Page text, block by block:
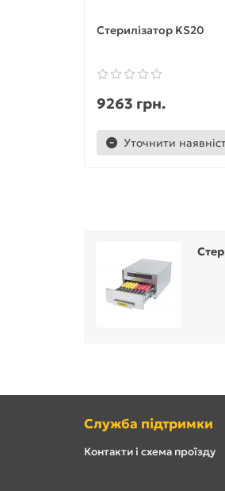
Стерилізатор KS20
9263 грн.
Уточнити
Служба підтримки
Контакти і схема проїзду